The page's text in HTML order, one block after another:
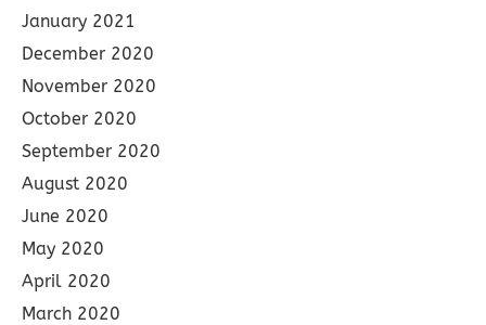
January 2021
December 2020
November 2020
October 2020
September 2020
August 2020
June 2020
May 2020
April 2020
March 2020